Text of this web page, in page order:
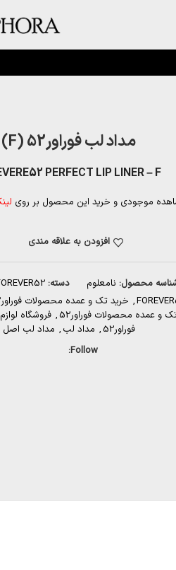
مداد لب فوراور52 (F)
FOREVERE52 PERFECT LIP LINER – F
موجودی و خرید این محصول بر روی
افزودن به علاقه مندی
محصول: نامعلوم دسته:
, خرید تک و عمده محصولات فوراور52
و عمده محصولات فوراور52 , فروشگاه
فوراور52
, مداد لب , مداد لب اصل
Follow: